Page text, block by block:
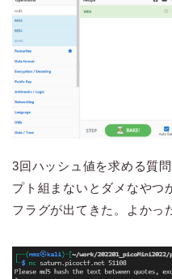
3回ハッシュ値を求める質
プト組まないとダメなや
フラグが出てきた。よかっ